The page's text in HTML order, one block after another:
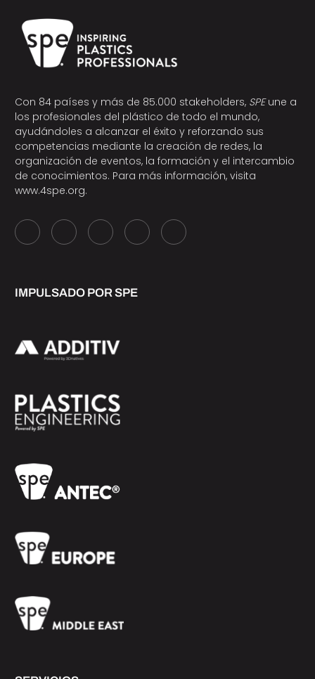
Con 84 países y más de 85.000 stakeholders, SPEune a
los profesionales del plástico de todo el mundo,
ayudándoles a alcanzar el éxito y reforzando sus
competencias mediante la creación de redes, la
organización de eventos, la formación y el intercambio
de conocimientos. Para más información, visita
www.4spe.org.
IMPULSADO POR SPE